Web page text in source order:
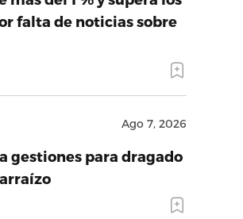
falta de noticias sobre
Ago 7, 2026
gestiones para dragado